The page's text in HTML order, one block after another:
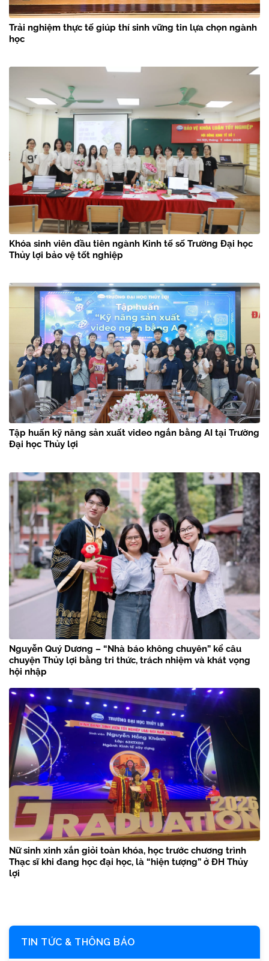
Trải nghiệm thực tế giúp thí sinh vững tin lựa chọn ngành
học
Khóa sinh viên đầu tiên ngành Kinh tế số Trường Đại học
Thủy lợi bảo vệ tốt nghiệp
Tập huấn kỹ năng sản xuất video ngắn bằng AI tại Trường
Đại học Thủy lợi
Nguyễn Quý Dương – “Nhà báo không chuyên” kể câu
chuyện Thủy lợi bằng tri thức, trách nhiệm và khát vọng
hội nhập
Nữ sinh xinh xắn giỏi toàn khóa, học trước chương trình
Thạc sĩ khi đang học đại học, là “hiện tượng” ở ĐH Thủy
lợi
TIN TỨC & THÔNG BÁO